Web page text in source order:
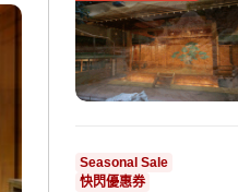
Seasonal Sale
快閃優惠券